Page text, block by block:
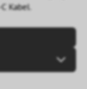
Kabel.